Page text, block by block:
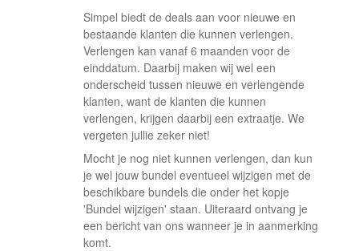
Simpel biedt de deals aan voor nieuwe en
bestaande klanten die kunnen verlengen.
Verlengen kan vanaf 6 maanden voor de
einddatum. Daarbij maken wij wel een
onderscheid tussen nieuwe en verlengende
klanten, want de klanten die kunnen
verlengen, krijgen daarbij een extraatje. We
vergeten jullie zeker niet!
Mocht je nog niet kunnen verlengen, dan kun
je wel jouw bundel eventueel wijzigen met de
beschikbare bundels die onder het kopje
'Bundel wijzigen' staan. Uiteraard ontvang je
een bericht van ons wanneer je in aanmerking
komt.